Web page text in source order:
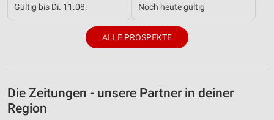
Gültig bis Di. 11.08. Noch heute gültig
ALLE PROSPEKTE
Die Zeitungen - unsere Partner in deiner
Region